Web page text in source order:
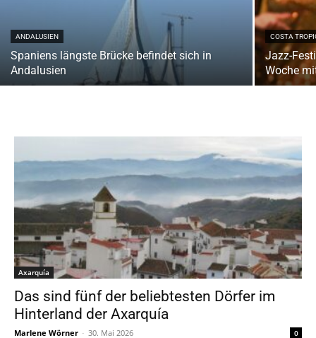
ANDALUSIEN
Spaniens längste Brücke befindet sich in
Andalusien
COSTA
Jazz-
Woche
Axarquía
Das sind fünf der beliebtesten Dörfer im
Hinterland der Axarquía
Marlene Wörner - 30. Mai 2026 0